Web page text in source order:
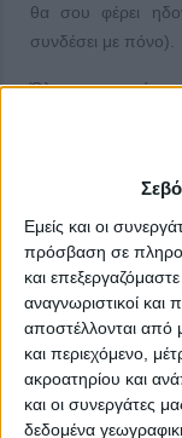
Εμείς και οι
πρόσβαση σε
και
αναγνωριστικοί
αποστέλλονται από
και περιεχόμενο,
ακροατηρίου και
και οι συνεργάτες
δεδομένα
θα σου φέρει
συνδέσει με πόνο).
Όλες οι
βοηθήσει να
Υποσυνείδητα, ως
πόνο και κυνηγάμε
προς τις οποίες
συναισθηματικά
ελευθερία, το
Οι αξίες πόνου
όπως η απόρριψη,